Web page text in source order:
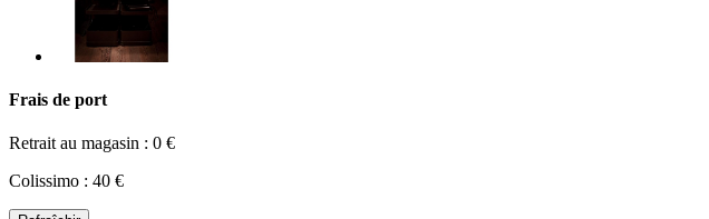
Frais de port
Retrait au magasin : 0 €
Colissimo : 40 €